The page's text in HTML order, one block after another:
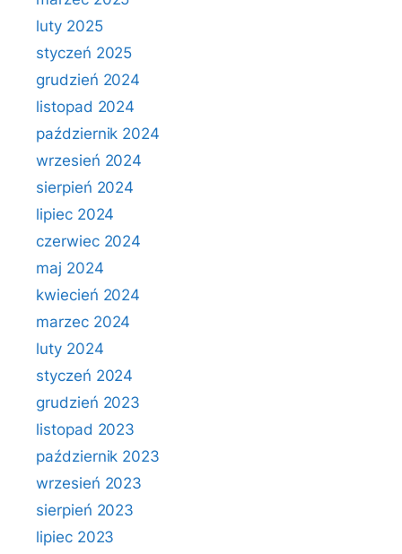
luty 2025
styczeń 2025
grudzień 2024
listopad 2024
październik 2024
wrzesień 2024
sierpień 2024
lipiec 2024
czerwiec 2024
maj 2024
kwiecień 2024
marzec 2024
luty 2024
styczeń 2024
grudzień 2023
listopad 2023
październik 2023
wrzesień 2023
sierpień 2023
lipiec 2023